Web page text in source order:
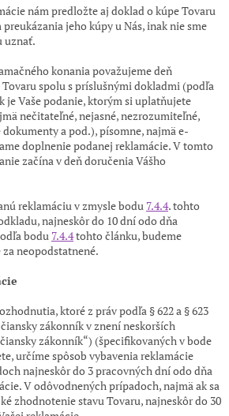
nám predložte aj doklad o kúpe Tovaru
jeho kúpy u Nás, inak nie sme
uznať.
konania považujeme deň
spolu s príslušnými dokladmi (podľa
je Vaše podanie, ktorým si uplatňujete
nečitateľné, nejasné, nezrozumiteľné,
a pod.), písomne, najmä e-
doplnenie podanej reklamácie. V tomto
začína v deň doručenia Vášho
reklamáciu v zmysle bodu 7.4.4. tohto
najneskôr do 10 dní odo dňa
bodu 7.4.4tohto článku, budeme
neopodstatnené.
ktoré z práv podľa § 622 a § 623
zákonník v znení neskorších
zákonník“) (špecifikovaných v bode
určíme spôsob vybavenia reklamácie
najneskôr do 3 pracovných dní odo dňa
V odôvodnených prípadoch, najmä ak sa
zhodnotenie stavu Tovaru, najneskôr do 30